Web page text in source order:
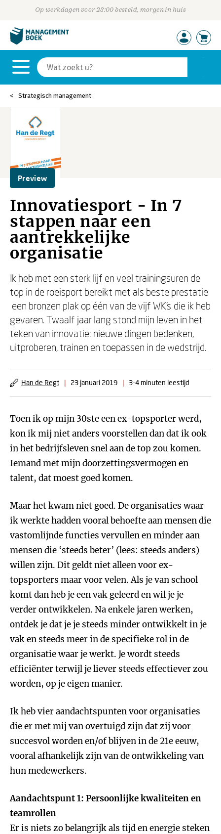
Op werkdagen voor 23:00 besteld, morgen in huis
Strategisch management
Preview
Innovatiesport - In 7
stappen naar een
aantrekkelijke
organisatie
Ik heb met een sterk lijf en veel trainingsuren de
top in de roeisport bereikt met als beste prestatie
een bronzen plak op één van de vijf WK’s die ik heb
gevaren. Twaalf jaar lang stond mijn leven in het
teken van innovatie: nieuwe dingen bedenken,
uitproberen, trainen en toepassen in de wedstrijd.
Han de Regt | 23 januari 2019 | 3-4 minuten leestijd
Toen ik op mijn 30ste een ex-topsporter werd,
kon ik mij niet anders voorstellen dan dat ik ook
in het bedrijfsleven snel aan de top zou komen.
Iemand met mijn doorzettingsvermogen en
talent, dat moest goed komen.
Maar het kwam niet goed. De organisaties waar
ik werkte hadden vooral behoefte aan mensen die
vastomlijnde functies vervullen en minder aan
mensen die ‘steeds beter’ (lees: steeds anders)
willen zijn. Dit geldt niet alleen voor ex-
topsporters maar voor velen. Als je van school
komt dan heb je een vak geleerd en wil je je
verder ontwikkelen. Na enkele jaren werken,
ontdek je dat je je steeds minder ontwikkelt in je
vak en steeds meer in de specifieke rol in de
organisatie waar je werkt. Je wordt steeds
efficiënter terwijl je liever steeds effectiever zou
worden, op je eigen manier.
Ik heb vier aandachtspunten voor organisaties
die er met mij van overtuigd zijn dat zij voor
succesvol worden en/of blijven in de 21e eeuw,
vooral afhankelijk zijn van de ontwikkeling van
hun medewerkers.
Aandachtspunt 1: Persoonlijke kwaliteiten en
teamrollen
Er is niets zo belangrijk als tijd en energie steken